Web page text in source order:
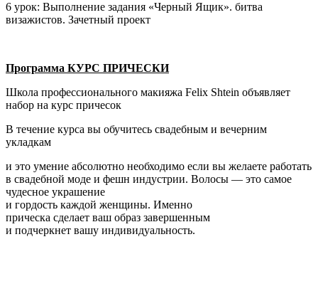
6 урок: Выполнение задания «Черный Ящик». битва
визажистов. Зачетный проект
Программа КУРС ПРИЧЕСКИ
Школа профессионального макияжа Felix Shtein объявляет
набор на курс причесок
В течение курса вы обучитесь свадебным и вечерним
укладкам
и это умение абсолютно необходимо если вы желаете работать
в свадебной моде и фешн индустрии. Волосы — это самое
чудесное украшение
и гордость каждой женщины. Именно
прическа сделает ваш образ завершенным
и подчеркнет вашу индивидуальность.